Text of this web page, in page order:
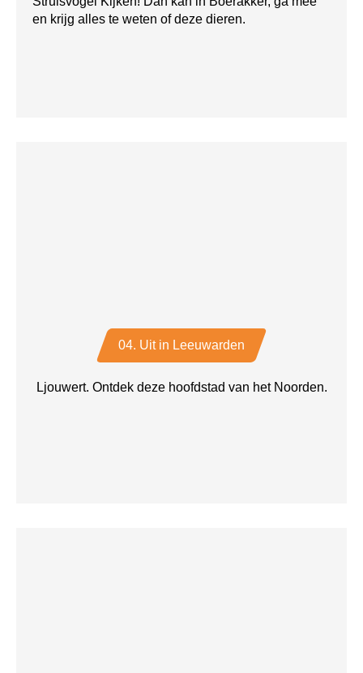
en krijg alles te weten of deze dieren.
04. Uit in Leeuwarden
Ljouwert. Ontdek deze hoofdstad van het Noorden.